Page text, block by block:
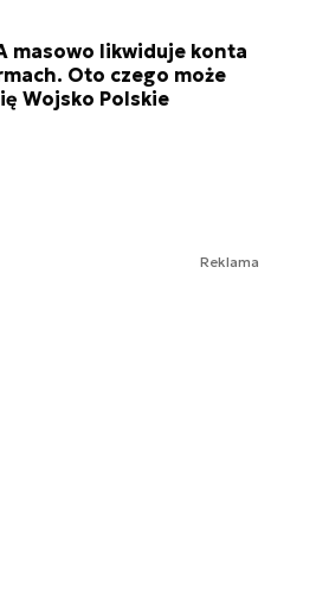
masowo likwiduje konta
Oto czego może
Wojsko Polskie
Reklama